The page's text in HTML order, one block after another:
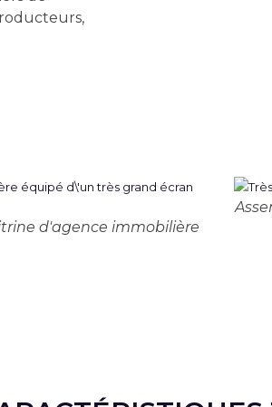
d'agence immobilière